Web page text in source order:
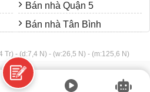
Bán nhà Quận 5
Bán nhà Tân Bình
Tr) - (d:7,4 N) - (w:26,5 N) - (m:125,6 N)